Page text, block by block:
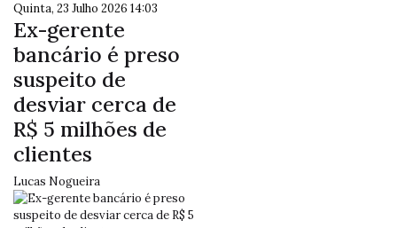
Quinta, 23 Julho 2026 14:03
Ex-gerente
bancário é preso
suspeito de
desviar cerca de
R$ 5 milhões de
clientes
Lucas Nogueira